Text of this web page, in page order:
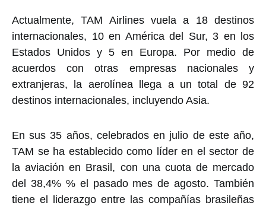
Actualmente, TAM Airlines vuela a 18 destinos
internacionales, 10 en América del Sur, 3 en los
Estados Unidos y 5 en Europa. Por medio de
acuerdos con otras empresas nacionales y
extranjeras, la aerolínea llega a un total de 92
destinos internacionales, incluyendo Asia.
En sus 35 años, celebrados en julio de este año,
TAM se ha establecido como líder en el sector de
la aviación en Brasil, con una cuota de mercado
del 38,4% % el pasado mes de agosto. También
tiene el liderazgo entre las compañías brasileñas